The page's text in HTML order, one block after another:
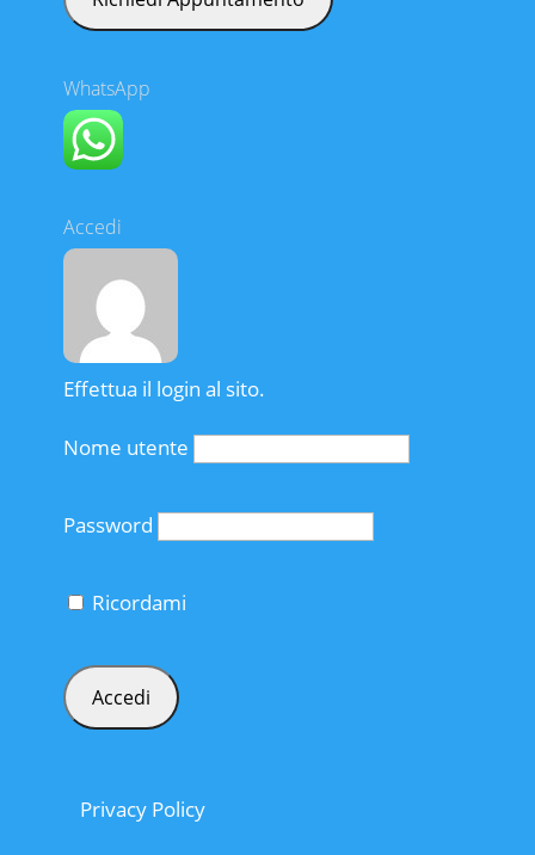
WhatsApp
Accedi
Effettua il login al sito.
Nome utente
Password
Ricordami
Privacy Policy